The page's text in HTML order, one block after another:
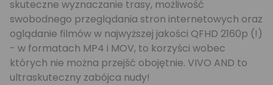
skuteczne wyznaczanie trasy, możliwość
swobodnego przeglądania stron internetowych oraz
oglądanie filmów w najwyższej jakości QFHD 2160p (!)
- w formatach MP4 i MOV, to korzyści wobec
których nie można przejść obojętnie. VIVO AND to
ultraskuteczny zabójca nudy!